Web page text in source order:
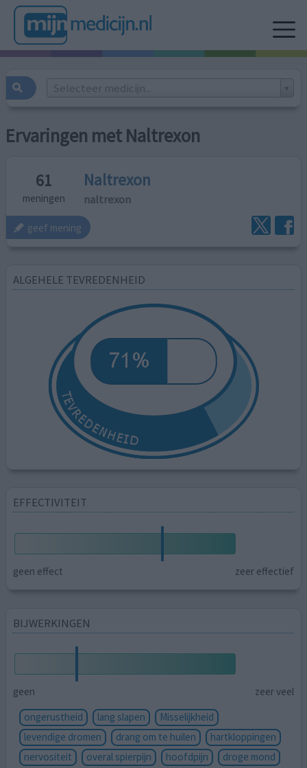
Selecteer medicijn...
Ervaringen met Naltrexon
61
meningen
Naltrexon
naltrexon
geef mening
ALGEHELE TEVREDENHEID
EFFECTIVITEIT
geen effect zeer effectief
BIJWERKINGEN
geen
zeer veel
ongerustheid
lang slapen
Misselijkheid
levendige dromen
drang om te huilen
hartkloppingen
nervositeit
overal spierpijn hoofdpijn droge mond